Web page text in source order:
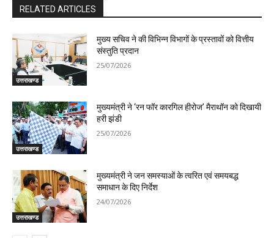
RELATED ARTICLES
उत्तराखण्ड
मुख्य सचिव ने की विभिन्न विभागों के प्रस्तावों को वित्तीय
संस्तुति प्रदान
25/07/2026
उत्तराखण्ड
मुख्यमंत्री ने ‘रन फॉर कारगिल हीरोज’ मैराथॉन को दिखायी
हरी झंडी
25/07/2026
उत्तराखण्ड
मुख्यमंत्री ने जन समस्याओं के त्वरित एवं समयबद्ध
समाधान के दिए निर्देश
24/07/2026